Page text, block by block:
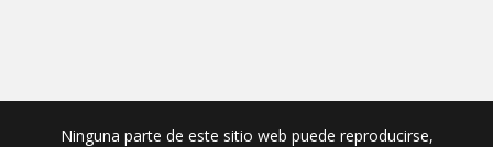
Ninguna parte de este sitio web puede reproducirse,